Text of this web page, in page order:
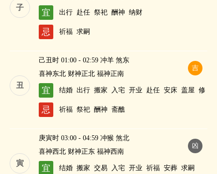
子
宜 出行 赴任 祭祀 酬神 纳财
忌 祈福 求嗣
丑
吉
己丑时 01:00 - 02:59 冲羊 煞东
喜神东北 财神正北 福神正南
宜 结婚 出行 搬家 入宅 开业 赴任 安床 盖屋 修
造
进人口 纳财
忌 祈福 祭祀 酬神 斋醮
寅
凶
庚寅时 03:00 - 04:59 冲猴 煞北
喜神西北 财神正东 福神西南
宜 结婚 搬家 交易 入宅 开业 祈福 安葬 求嗣